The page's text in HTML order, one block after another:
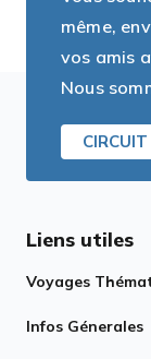
même,
vos amis
Nous
Liens utiles
Voyages
Infos Génerales